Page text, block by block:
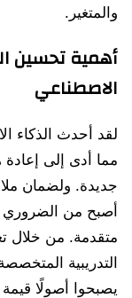
والمتغير.
أهمية تحسين
الاصطناعي
لقد أحدث الذكاء
مما أدى إلى إعادة
جديدة. ولضمان
أصبح من الضروري
متقدمة. من خلال
التدريبية
يصبحوا أصولًا